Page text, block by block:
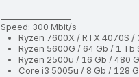
Speed: 300 Mbit/s
Ryzen 7600X / RTX 4070S
Ryzen 5600G / 64 Gb / 1 Tb
Ryzen 2500u / 16 Gb / 480
Core i3 5005u / 8 Gb / 128